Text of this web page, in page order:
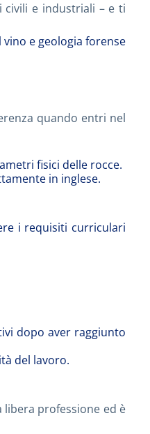
civili e industriali – e ti
e geologia forense
quando entri nel
fisici delle rocce.
in inglese.
i requisiti curriculari
dopo aver raggiunto
del lavoro.
libera professione ed è